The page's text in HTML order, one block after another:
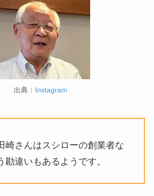
出典： Instagram
崎さんはスシローの創業者な
勘違いもあるようです。